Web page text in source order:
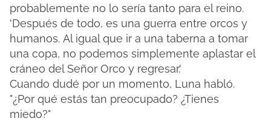
probablemente no lo sería tanto para el reino.
'Después de todo, es una guerra entre orcos y
humanos. Al igual que ir a una taberna a tomar
una copa, no podemos simplemente aplastar el
cráneo del Señor Orco y regresar.'
Cuando dudé por un momento, Luna habló.
"¿Por qué estás tan preocupado? ¿Tienes
miedo?"